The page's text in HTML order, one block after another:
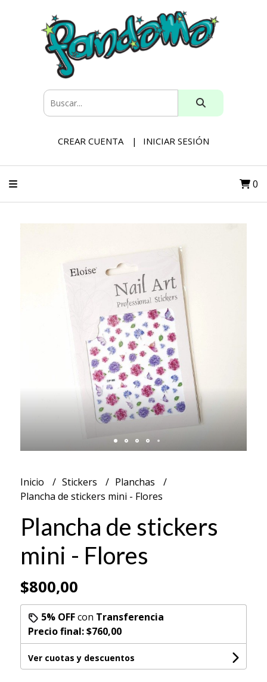
CREAR CUENTA INICIAR SESIÓN
0
Inicio Stickers
Planchas
Plancha de stickers mini - Flores
Plancha de stickers
mini - Flores
$800,00
5% OFFcon Transferencia
Precio final:$760,00
Ver cuotas y descuentos